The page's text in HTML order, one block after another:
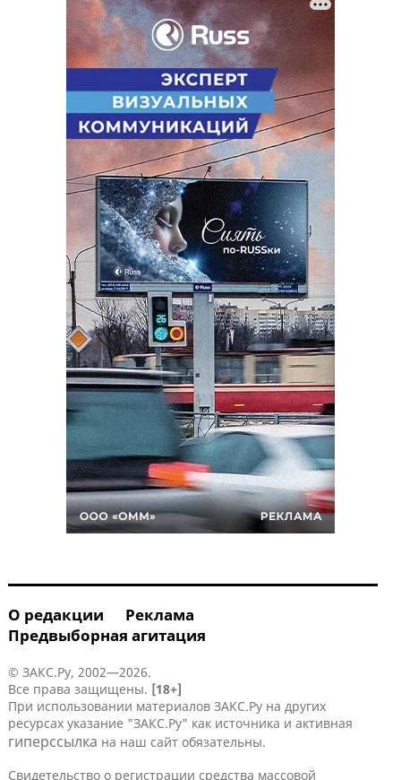
О редакции
Реклама
Предвыборная агитация
© ЗАКС.Ру, 2002—2026.
Все права защищены. [18+]
При использовании материалов ЗАКС.Ру на других
ресурсах указание "ЗАКС.Ру" как источника и активная
гиперссылка на наш сайт обязательны.
Свидетельство о регистрации средства массовой